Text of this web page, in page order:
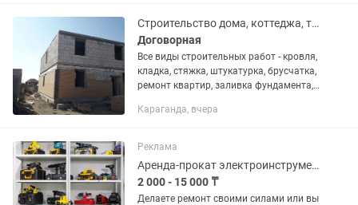
Строительство дома, коттеджа, таунхауса,ремонт под ключ, по дизайн проекту
Договорная
Все виды строительных работ - кровля,
кладка, стяжка, штукатурка, брусчатка,
ремонт квартир, заливка фундамента,
сложности, современным дизайном,
Караганда, вчера
Реклама
Аренда-прокат электроинструментов - TRADE ENERGY RENT
2 000 - 15 000 ₸
Делаете ремонт своими силами или вы